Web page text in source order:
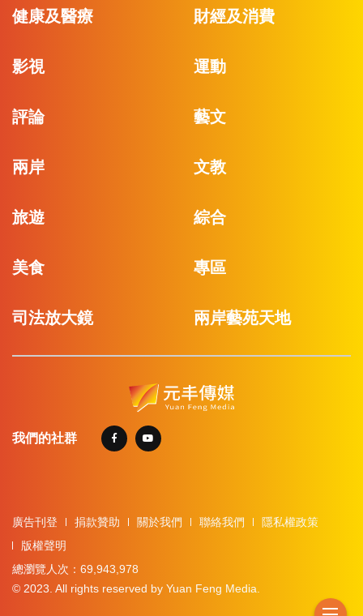
健康及醫療 財經及消費
影視 運動
評論 藝文
兩岸 文教
旅遊 綜合
美食 專區
司法放大鏡 兩岸藝苑天地
我們的社群
廣告刊登 捐款贊助 關於我們 聯絡我們
隱私權政策
版權聲明
總瀏覽人次：69,943,978
© 2023. All rights reserved by Yuan Feng Media.